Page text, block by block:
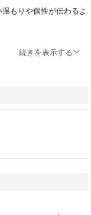
もりや個性が伝わるよ
だ両端の2箇所を軽く
続きを表示する